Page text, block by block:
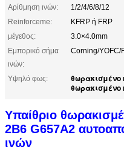
Αρίθμηση ινών:
1/2/4/6/8/12
Reinforceme:
KFRP ή FRP
μέγεθος:
3.0×4.0mm
Εμπορικό σήμα
ινών:
Corning/YOFC/
Υψηλό φως: θωρακισμένο
θωρακισμένο
Υπαίθριο
2B6 G657A2
ινών